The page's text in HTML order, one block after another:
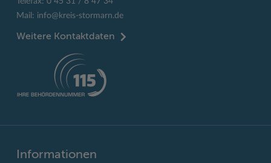
Mail: info@kreis-stormarn.de
Weitere Kontaktdaten
Informationen